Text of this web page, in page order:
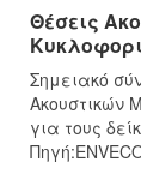
Θέσεις
Σημειακό
Ακουστικών
για τους